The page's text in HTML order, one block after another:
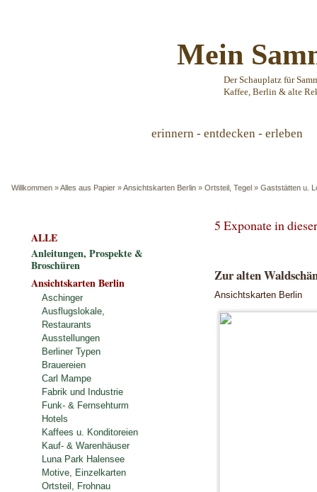
Mein
Der Schauplatz für
Kaffee, Berlin & alte
erinnern - entdecken - erleben
Willkommen »Alles aus Papier »Ansichtskarten Berlin » Ortsteil, Tegel » Gaststätten u.
5 Exponate in
Zur alten
Ansichtskarten Berlin
ALLE
Anleitungen, Prospekte &
Broschüren
Ansichtskarten Berlin
Aschinger
Ausflugslokale,
Restaurants
Ausstellungen
Berliner Typen
Brauereien
Carl Mampe
Fabrik und Industrie
Funk- & Fernsehturm
Hotels
Kaffees u. Konditoreien
Kauf- & Warenhäuser
Luna Park Halensee
Motive, Einzelkarten
Ortsteil, Frohnau